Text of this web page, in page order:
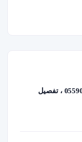
تركيب مظلات قماش الدمام ت: 0559002951 ، تفصيل